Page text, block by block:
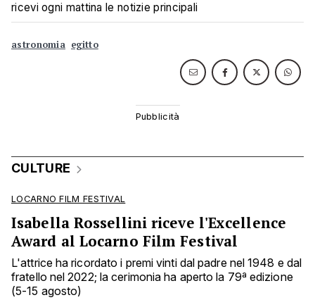
ricevi ogni mattina le notizie principali
astronomia egitto
CULTURE
LOCARNO FILM FESTIVAL
Isabella Rossellini riceve l'Excellence
Award al Locarno Film Festival
L'attrice ha ricordato i premi vinti dal padre nel 1948 e dal
fratello nel 2022; la cerimonia ha aperto la 79ª edizione
(5-15 agosto)